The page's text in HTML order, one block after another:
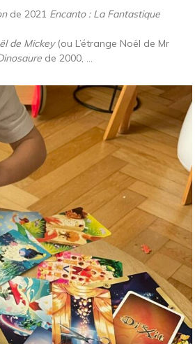
de 2021 Encanto : La Fantastique
de Mickey(ou L’étrange Noël de Mr
de 2000, …